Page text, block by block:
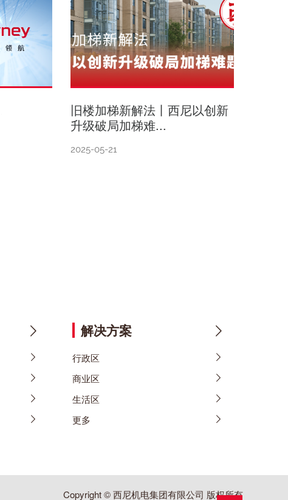
旧楼加梯新解法丨西尼以创新
升级破局加梯难...
2025-05-21
解决方案
行政区
商业区
生活区
更多
Copyright © 西尼机电集团有限公司 版权所有